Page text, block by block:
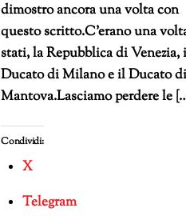
dimostro ancora una volta con
questo scritto.C’erano una
stati, la Repubblica di Venezia,
Ducato di Milano e il Ducato di
Mantova.Lasciamo perdere le
Condividi:
X
Telegram